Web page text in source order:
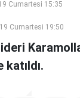
Cumartesi 15:35
Cumartesi 19:50